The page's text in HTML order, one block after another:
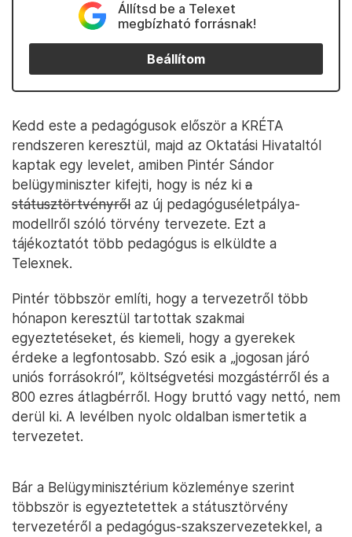
Állítsd be a Telexet
megbízható forrásnak!
Beállítom
Kedd este a pedagógusok először a KRÉTA
rendszeren keresztül, majd az Oktatási Hivataltól
kaptak egy levelet, amiben Pintér Sándor
belügyminiszter kifejti, hogy is néz ki a
státusztörtvényről az új pedagóguséletpálya-
modellről szóló törvény tervezete. Ezt a
tájékoztatót több pedagógus is elküldte a
Telexnek.
Pintér többször említi, hogy a tervezetről több
hónapon keresztül tartottak szakmai
egyeztetéseket, és kiemeli, hogy a gyerekek
érdeke a legfontosabb. Szó esik a „jogosan járó
uniós forrásokról”, költségvetési mozgástérről és a
800 ezres átlagbérről. Hogy bruttó vagy nettó, nem
derül ki. A levélben nyolc oldalban ismertetik a
tervezetet.
Bár a Belügyminisztérium közleménye szerint
többször is egyeztetettek a státusztörvény
tervezetéről a pedagógus-szakszervezetekkel, a